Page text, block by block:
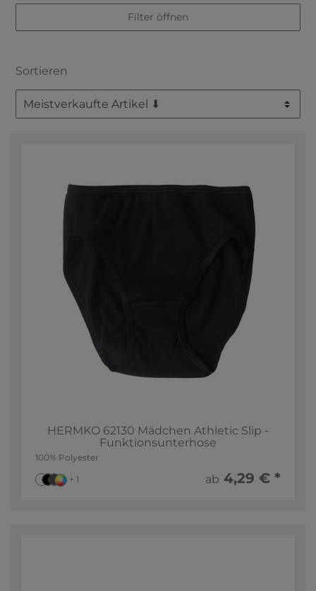
Filter öffnen
Sortieren
HERMKO 62130 Mädchen Athletic Slip -
Funktionsunterhose
100% Polyester
+ 1 ab 4,29 € *